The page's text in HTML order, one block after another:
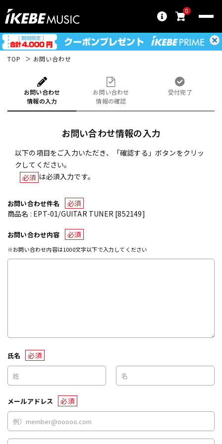
0
TOP お問い合わせ
お問い合わせ
情報の入力
お問い合わせ
情報の確認
受付完了
お問い合わせ情報の入力
以下の項目をご入力いただき、「確認する」ボタンをクリッ
クしてください。
必須 は必須入力です。
お問い合わせ件名
必須
商品名 : EPT-01/GUITAR TUNER [852149]
お問い合わせ内容 必須
※お問い合わせ内容は1000文字以下で入力してください
氏名 必須
メールアドレス 必須